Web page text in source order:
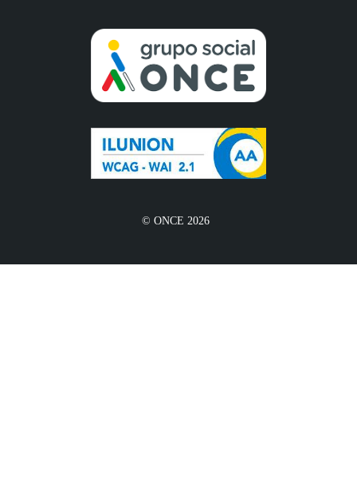
© ONCE 2026